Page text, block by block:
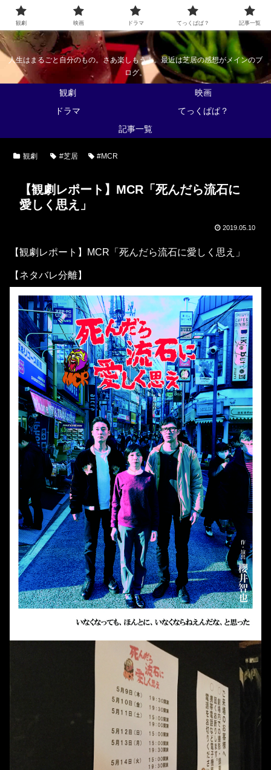
なんかくうかい
人生はまるごと自分のもの。さあ楽しもう！。最近は芝居の感想がメインのブ
ログ。
観劇
映画
ドラマ
てっくぱぱ？
記事一覧
観劇 #芝居 #MCR
【観劇レポート】MCR「死んだら流石に
愛しく思え」
2019.05.10
【観劇レポート】MCR「死んだら流石に愛しく思え」
【ネタバレ分離】
観劇 映画 ドラマ てっくぱぱ？ 記事一覧